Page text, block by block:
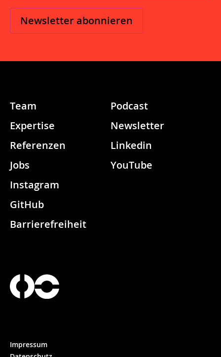
Team
Expertise
Referenzen
Jobs
Podcast
Newsletter
Linkedin
YouTube
Instagram
GitHub
Barrierefreiheit
Impressum